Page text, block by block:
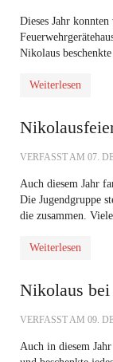
Dieses Jahr
Nikolaus
Weiterlesen
VERFASST AM 07.
Auch diesem Jahr
Die Jugendgruppe
die zusammen.
Weiterlesen
Nikolaus
VERFASST AM 09.
Auch in diesem